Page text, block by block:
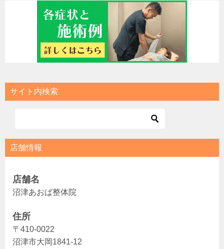
サイト内検索
店舗情報
店舗名
沼津あおば整体院
住所
〒410-0022
沼津市大岡1841-12